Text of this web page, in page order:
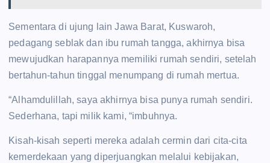
Sementara di ujung lain Jawa Barat, Kuswaroh,
pedagang seblak dan ibu rumah tangga, akhirnya bisa
mewujudkan harapannya memiliki rumah sendiri, setelah
bertahun-tahun tinggal menumpang di rumah mertua.
“Alhamdulillah, saya akhirnya bisa punya rumah sendiri.
Sederhana, tapi milik kami, “imbuhnya.
Kisah-kisah seperti mereka adalah cermin dari cita-cita
kemerdekaan yang diperjuangkan melalui kebijakan,